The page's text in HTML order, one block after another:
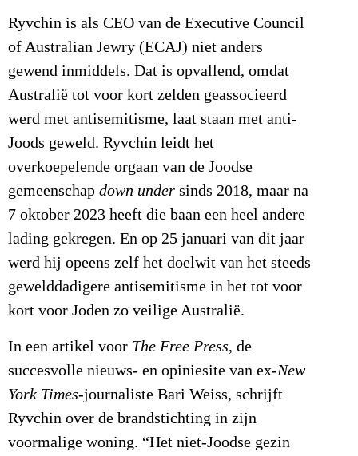
Ryvchin is als CEO van de Executive Council
of Australian Jewry (ECAJ) niet anders
gewend inmiddels. Dat is opvallend, omdat
Australië tot voor kort zelden geassocieerd
werd met antisemitisme, laat staan met anti-
Joods geweld. Ryvchin leidt het
overkoepelende orgaan van de Joodse
gemeenschap down under sinds 2018, maar na
7 oktober 2023 heeft die baan een heel andere
lading gekregen. En op 25 januari van dit jaar
werd hij opeens zelf het doelwit van het steeds
gewelddadigere antisemitisme in het tot voor
kort voor Joden zo veilige Australië.
In een artikel voor The Free Press, de
succesvolle nieuws- en opiniesite van ex-New
York Times-journaliste Bari Weiss, schrijft
Ryvchin over de brandstichting in zijn
voormalige woning. “Het niet-Joodse gezin